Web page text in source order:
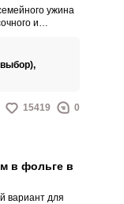
ужина
и
рецепту, вы
15419 0
в фольге в
вариант для